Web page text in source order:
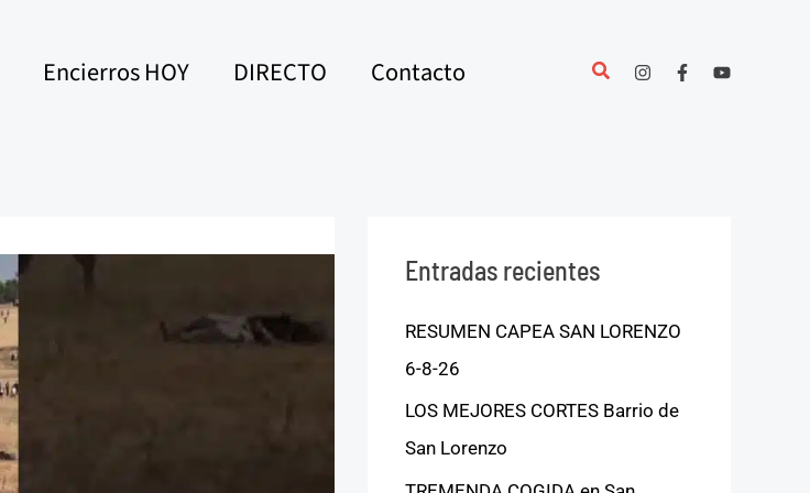
Encierros HOY DIRECTO Contacto
Entradas recientes
RESUMEN CAPEA SAN LORENZO
6-8-26
LOS MEJORES CORTES Barrio de
San Lorenzo